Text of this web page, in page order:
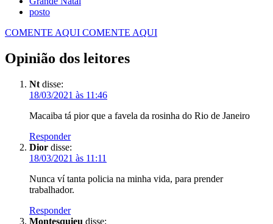
posto
COMENTE AQUI COMENTE AQUI
Opinião dos leitores
Nt disse:
18/03/2021 às 11:46
Macaiba tá pior que a favela da rosinha do Rio de Janeiro
Responder
Dior disse:
18/03/2021 às 11:11
Nunca ví tanta policia na minha vida, para prender
trabalhador.
Responder
Montesquieu disse: